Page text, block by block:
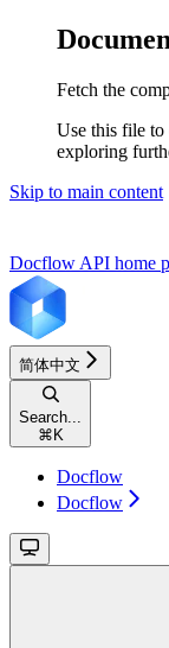
Fetch the
Use this file to
exploring
Skip to main content
Docflow API home
简体中文
Search...
⌘ K
Docflow
Docflow